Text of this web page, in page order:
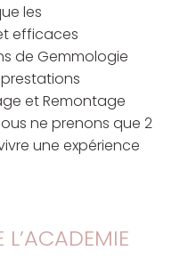
les
efficaces
de Gemmologie
et Remontage
ne prenons que 2
une expérience
L’ACADEMIE